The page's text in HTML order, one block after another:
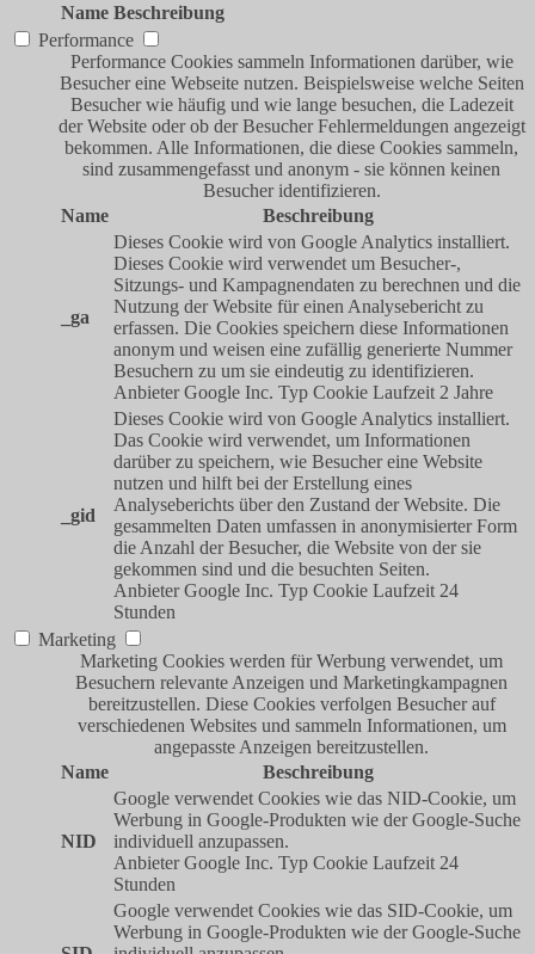
Name Beschreibung
Performance
Performance Cookies sammeln Informationen darüber, wie
Besucher eine Webseite nutzen. Beispielsweise welche Seiten
Besucher wie häufig und wie lange besuchen, die Ladezeit
der Website oder ob der Besucher Fehlermeldungen angezeigt
bekommen. Alle Informationen, die diese Cookies sammeln,
sind zusammengefasst und anonym - sie können keinen
Besucher identifizieren.
Name
Beschreibung
_ga
Dieses Cookie wird von Google Analytics installiert.
Dieses Cookie wird verwendet um Besucher-,
Sitzungs- und Kampagnendaten zu berechnen und die
Nutzung der Website für einen Analysebericht zu
erfassen. Die Cookies speichern diese Informationen
anonym und weisen eine zufällig generierte Nummer
Besuchern zu um sie eindeutig zu identifizieren.
Anbieter Google Inc. Typ Cookie Laufzeit 2 Jahre
_gid
Dieses Cookie wird von Google Analytics installiert.
Das Cookie wird verwendet, um Informationen
darüber zu speichern, wie Besucher eine Website
nutzen und hilft bei der Erstellung eines
Analyseberichts über den Zustand der Website. Die
gesammelten Daten umfassen in anonymisierter Form
die Anzahl der Besucher, die Website von der sie
gekommen sind und die besuchten Seiten.
Anbieter Google Inc. Typ Cookie Laufzeit 24
Stunden
Marketing
Marketing Cookies werden für Werbung verwendet, um
Besuchern relevante Anzeigen und Marketingkampagnen
bereitzustellen. Diese Cookies verfolgen Besucher auf
verschiedenen Websites und sammeln Informationen, um
angepasste Anzeigen bereitzustellen.
Name
Beschreibung
NID
Google verwendet Cookies wie das NID-Cookie, um
Werbung in Google-Produkten wie der Google-Suche
individuell anzupassen.
Anbieter Google Inc. Typ Cookie Laufzeit 24
Stunden
Google verwendet Cookies wie das SID-Cookie, um
Werbung in Google-Produkten wie der Google-Suche